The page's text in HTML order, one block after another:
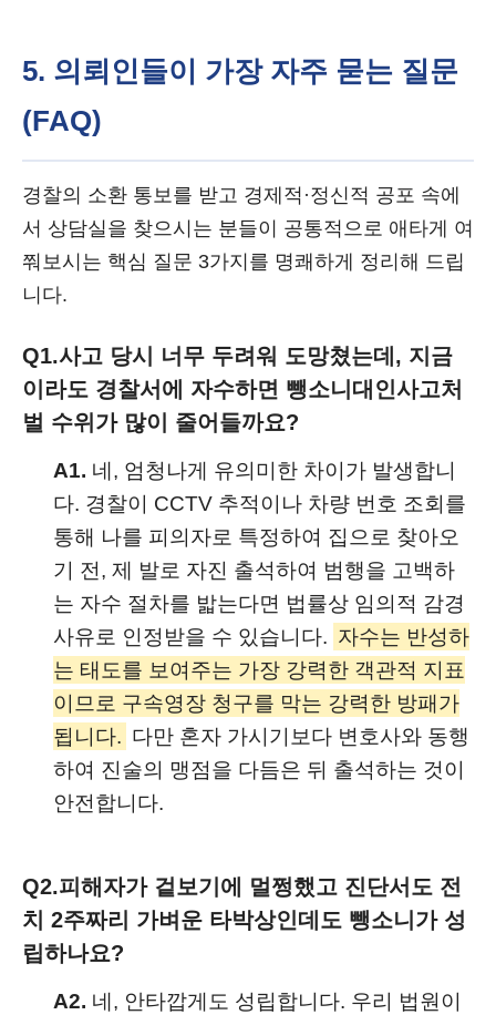
5. 의뢰인들이 가장 자주 묻는 질문
(FAQ)
경찰의 소환 통보를 받고 경제적·정신적 공포 속에
서 상담실을 찾으시는 분들이 공통적으로 애타게 여
쭤보시는 핵심 질문 3가지를 명쾌하게 정리해 드립
니다.
Q1.사고 당시 너무 두려워 도망쳤는데, 지금
이라도 경찰서에 자수하면 뺑소니대인사고처
벌 수위가 많이 줄어들까요?
A1. 네, 엄청나게 유의미한 차이가 발생합니
다. 경찰이 CCTV 추적이나 차량 번호 조회를
통해 나를 피의자로 특정하여 집으로 찾아오
기 전, 제 발로 자진 출석하여 범행을 고백하
는 자수 절차를 밟는다면 법률상 임의적 감경
사유로 인정받을 수 있습니다. 자수는 반성하
는 태도를 보여주는 가장 강력한 객관적 지표
이므로 구속영장 청구를 막는 강력한 방패가
됩니다. 다만 혼자 가시기보다 변호사와 동행
하여 진술의 맹점을 다듬은 뒤 출석하는 것이
안전합니다.
Q2.피해자가 겉보기에 멀쩡했고 진단서도 전
치 2주짜리 가벼운 타박상인데도 뺑소니가 성
립하나요?
A2. 네, 안타깝게도 성립합니다. 우리 법원이